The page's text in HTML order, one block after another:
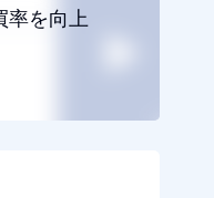
率を向上